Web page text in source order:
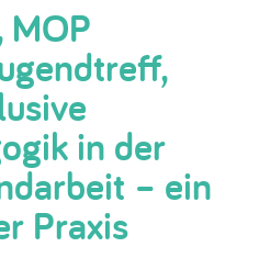
MOP
in der
– ein
Praxis